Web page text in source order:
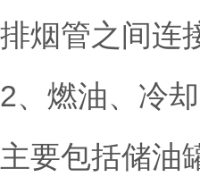
排烟管之间连
2、燃油、冷
主要包括储油